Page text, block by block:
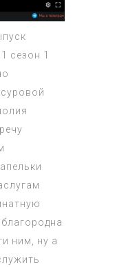
сезон 1
ним, ну а